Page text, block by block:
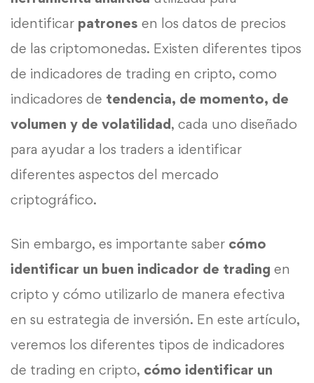
identificar patrones en los datos de precios
de las criptomonedas. Existen diferentes tipos
de indicadores de trading en cripto, como
indicadores de tendencia, de momento, de
volumen y de volatilidad, cada uno diseñado
para ayudar a los traders a identificar
diferentes aspectos del mercado
criptográfico.
Sin embargo, es importante saber cómo
identificar un buen indicador de trading en
cripto y cómo utilizarlo de manera efectiva
en su estrategia de inversión. En este artículo,
veremos los diferentes tipos de indicadores
de trading en cripto, cómo identificar un